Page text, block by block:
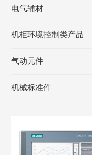
电气辅材
机柜环境控制类产品
气动元件
机械标准件